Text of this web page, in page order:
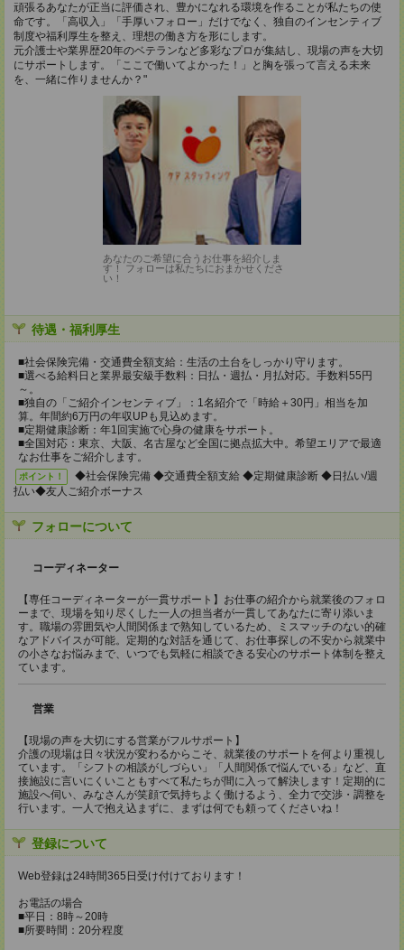
頑張るあなたが正当に評価され、豊かになれる環境を作ることが私たちの使
命です。「高収入」「手厚いフォロー」だけでなく、独自のインセンティブ
制度や福利厚生を整え、理想の働き方を形にします。
元介護士や業界歴20年のベテランなど多彩なプロが集結し、現場の声を大切
にサポートします。「ここで働いてよかった！」と胸を張って言える未来
を、一緒に作りませんか？"
あなたのご希望に合うお仕事を紹介しま
す！ フォローは私たちにおまかせくださ
い！
待遇・福利厚生
■社会保険完備・交通費全額支給：生活の土台をしっかり守ります。
■選べる給料日と業界最安級手数料：日払・週払・月払対応。手数料55円
～。
■独自の「ご紹介インセンティブ」：1名紹介で「時給＋30円」相当を加
算。年間約6万円の年収UPも見込めます。
■定期健康診断：年1回実施で心身の健康をサポート。
■全国対応：東京、大阪、名古屋など全国に拠点拡大中。希望エリアで最適
なお仕事をご紹介します。
ポイント！
◆社会保険完備 ◆交通費全額支給 ◆定期健康診断 ◆日払い/週
払い◆友人ご紹介ボーナス
フォローについて
コーディネーター
【専任コーディネーターが一貫サポート】お仕事の紹介から就業後のフォロ
ーまで、現場を知り尽くした一人の担当者が一貫してあなたに寄り添いま
す。職場の雰囲気や人間関係まで熟知しているため、ミスマッチのない的確
なアドバイスが可能。定期的な対話を通じて、お仕事探しの不安から就業中
の小さなお悩みまで、いつでも気軽に相談できる安心のサポート体制を整え
ています。
営業
【現場の声を大切にする営業がフルサポート】
介護の現場は日々状況が変わるからこそ、就業後のサポートを何より重視し
ています。「シフトの相談がしづらい」「人間関係で悩んでいる」など、直
接施設に言いにくいこともすべて私たちが間に入って解決します！定期的に
施設へ伺い、みなさんが笑顔で気持ちよく働けるよう、全力で交渉・調整を
行います。一人で抱え込まずに、まずは何でも頼ってくださいね！
登録について
Web登録は24時間365日受け付けております！
お電話の場合
■平日：8時～20時
■所要時間：20分程度